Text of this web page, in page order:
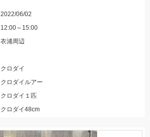
2022/06/02
12:00～15:00
衣浦周辺
クロダイ
クロダイルアー
クロダイ１匹
クロダイ48cm